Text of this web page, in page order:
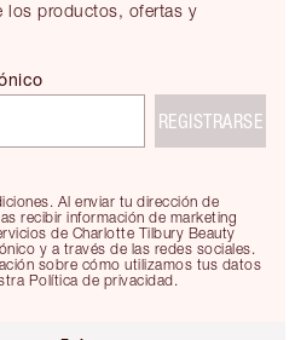
los productos, ofertas y
Al enviar tu dirección de
recibir información de marketing
de Charlotte Tilbury Beauty
y a través de las redes sociales.
sobre cómo utilizamos tus datos
Política de privacidad.
REGISTRARSE